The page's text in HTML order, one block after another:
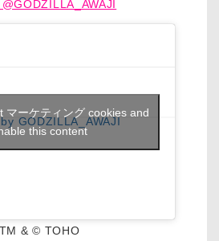
GODZILLA_AWAJI
マーケティング cookies and
this content
TM & © TOHO